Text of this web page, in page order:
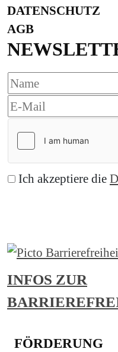
DATENSCHUTZ
AGB
Ich akzeptiere die
INFOS ZUR
FÖRDERUNG